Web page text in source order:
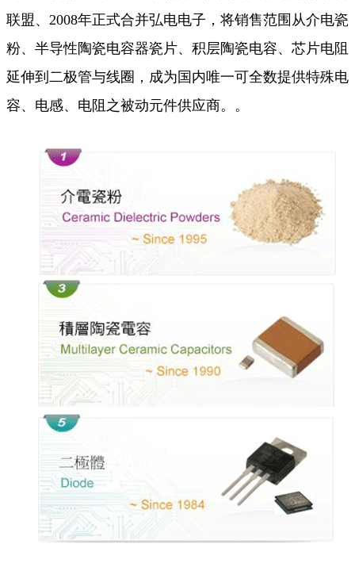
联盟、2008年正式合并弘电电子，将销售范围从介电瓷
粉、半导性陶瓷电容器瓷片、积层陶瓷电容、芯片电阻
延伸到二极管与线圈，成为国内唯一可全数提供特殊电
容、电感、电阻之被动元件供应商。。